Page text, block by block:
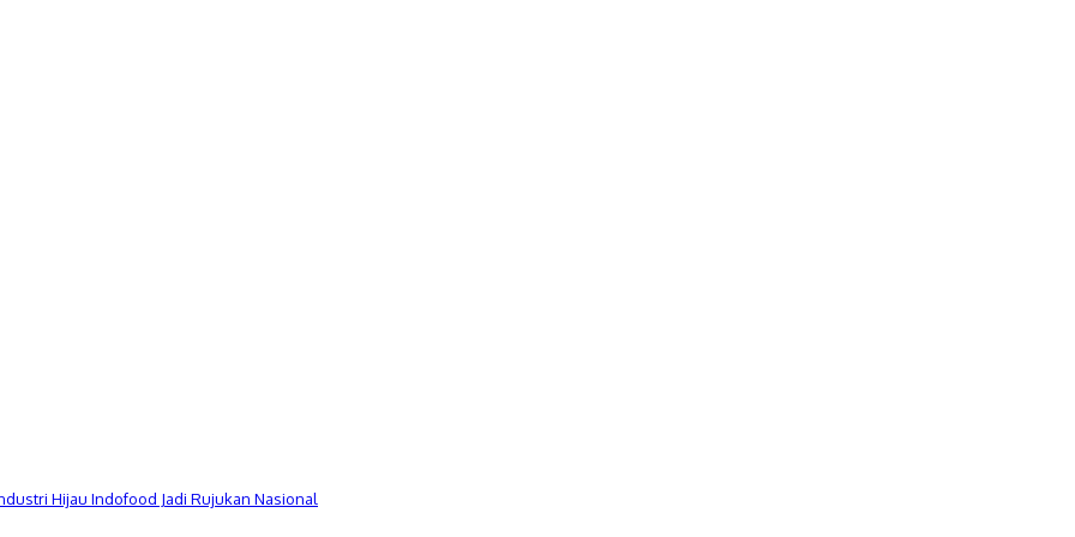
Hijau Indofood Jadi Rujukan Nasional